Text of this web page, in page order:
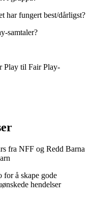
har fungert best/dårligst?
samtaler?
Play til Fair Play-
fra NFF og Redd Barna
for å skape gode
hendelser